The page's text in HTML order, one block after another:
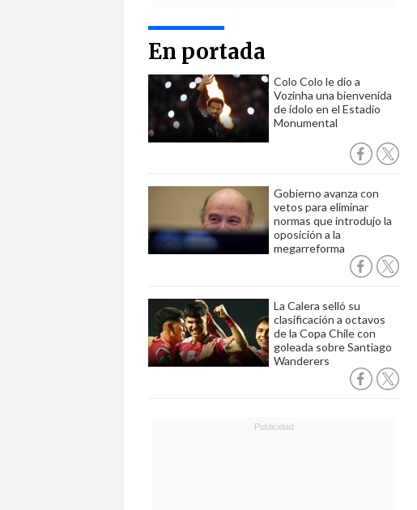
En portada
Colo Colo le dio a
Vozinha una bienvenida
de ídolo en el Estadio
Monumental
Gobierno avanza con
vetos para eliminar
normas que introdujo la
oposición a la
megarreforma
La Calera selló su
clasificación a octavos
de la Copa Chile con
goleada sobre Santiago
Wanderers